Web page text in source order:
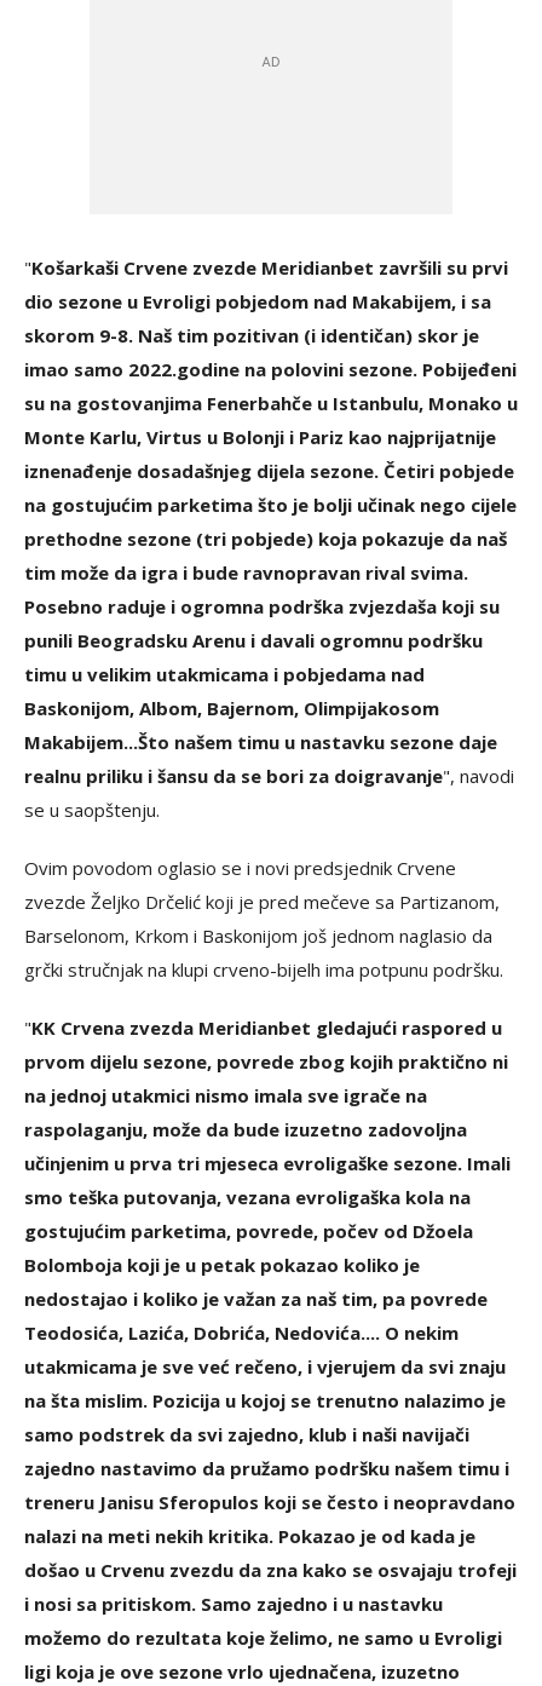
"Košarkaši Crvene zvezde Meridianbet završili su prvi
dio sezone u Evroligi pobjedom nad Makabijem, i sa
skorom 9-8. Naš tim pozitivan (i identičan) skor je
imao samo 2022.godine na polovini sezone. Pobijeđeni
su na gostovanjima Fenerbahče u Istanbulu, Monako u
Monte Karlu, Virtus u Bolonji i Pariz kao najprijatnije
iznenađenje dosadašnjeg dijela sezone. Četiri pobjede
na gostujućim parketima što je bolji učinak nego cijele
prethodne sezone (tri pobjede) koja pokazuje da naš
tim može da igra i bude ravnopravan rival svima.
Posebno raduje i ogromna podrška zvjezdaša koji su
punili Beogradsku Arenu i davali ogromnu podršku
timu u velikim utakmicama i pobjedama nad
Baskonijom, Albom, Bajernom, Olimpijakosom
Makabijem...Što našem timu u nastavku sezone daje
realnu priliku i šansu da se bori za doigravanje", navodi
se u saopštenju.
Ovim povodom oglasio se i novi predsjednik Crvene
zvezde Željko Drčelić koji je pred mečeve sa Partizanom,
Barselonom, Krkom i Baskonijom još jednom naglasio da
grčki stručnjak na klupi crveno-bijelh ima potpunu podršku.
"KK Crvena zvezda Meridianbet gledajući raspored u
prvom dijelu sezone, povrede zbog kojih praktično ni
na jednoj utakmici nismo imala sve igrače na
raspolaganju, može da bude izuzetno zadovoljna
učinjenim u prva tri mjeseca evroligaške sezone. Imali
smo teška putovanja, vezana evroligaška kola na
gostujućim parketima, povrede, počev od Džoela
Bolomboja koji je u petak pokazao koliko je
nedostajao i koliko je važan za naš tim, pa povrede
Teodosića, Lazića, Dobrića, Nedovića.... O nekim
utakmicama je sve već rečeno, i vjerujem da svi znaju
na šta mislim. Pozicija u kojoj se trenutno nalazimo je
samo podstrek da svi zajedno, klub i naši navijači
zajedno nastavimo da pružamo podršku našem timu i
treneru Janisu Sferopulos koji se često i neopravdano
nalazi na meti nekih kritika. Pokazao je od kada je
došao u Crvenu zvezdu da zna kako se osvajaju trofeji
i nosi sa pritiskom. Samo zajedno i u nastavku
možemo do rezultata koje želimo, ne samo u Evroligi
ligi koja je ove sezone vrlo ujednačena, izuzetno